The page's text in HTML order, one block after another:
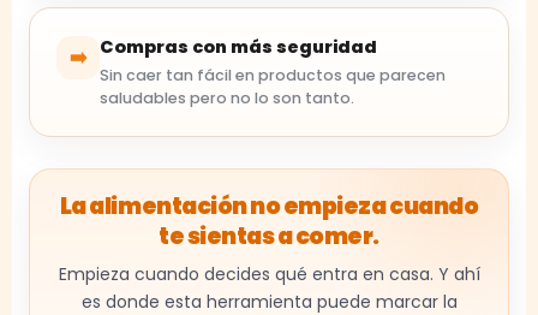
➡️ Compras con más seguridad
Sin caer tan fácil en productos que parecen
saludables pero no lo son tanto.
La alimentación no empieza cuando
te sientas a comer.
Empieza cuando decides qué entra en casa. Y ahí
es donde esta herramienta puede marcar la